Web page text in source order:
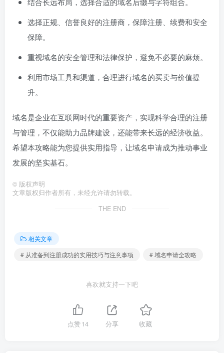
选择正规、信誉良好的注册商，保障注册、续费和安全
保障。
重视域名的安全管理和法律保护，避免不必要的麻烦。
利用市场工具和渠道，合理进行域名的买卖与价值提
升。
域名是企业在互联网时代的重要资产，实现科学合理的注册
与管理，不仅能助力品牌建设，还能带来长远的经济收益。
希望本攻略能为您提供实用指导，让域名申请成为推动事业
发展的坚实基石。
© 版权声明
文章版权归作者所有，未经允许请勿转载。
THE END
相关文章
# 从准备到注册成功的实用技巧与注意事项
# 域名申请全攻略
喜欢就支持一下吧
点赞14 分享 收藏